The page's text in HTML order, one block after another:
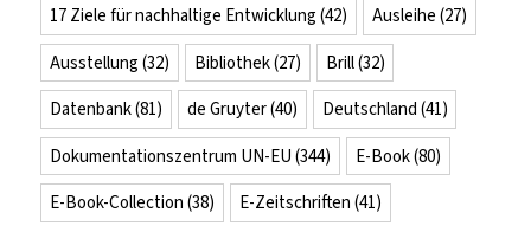
17 Ziele für nachhaltige Entwicklung (42) Ausleihe (27)
Ausstellung (32) Bibliothek(27) Brill(32)
Datenbank(81) de Gruyter(40) Deutschland (41)
Dokumentationszentrum UN-EU (344) E-Book(80)
E-Book-Collection (38) E-Zeitschriften (41)